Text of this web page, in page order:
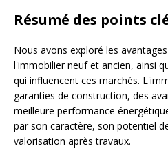
Résumé des points
Nous avons exploré les
l'immobilier neuf et ancien, ainsi
qui influencent ces marchés.
garanties de construction, des
meilleure performance
par son caractère, son potentiel
valorisation après travaux.